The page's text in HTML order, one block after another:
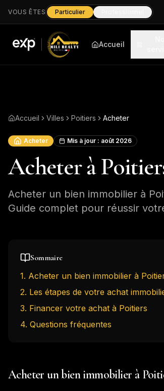
VOUS ÊTES Particulier
Accueil
Accueil Villes Poitiers Acheter
Acheter Mis à jour : août 2026
Acheter à
Acheter un bien immobilier à
Guide complet pour réussir
Sommaire
1. Acheter un bien immobilier à
2. Les étapes de votre achat
3. Financer votre achat à Poitiers
4. Questions fréquentes
Acheter un bien immobilier à